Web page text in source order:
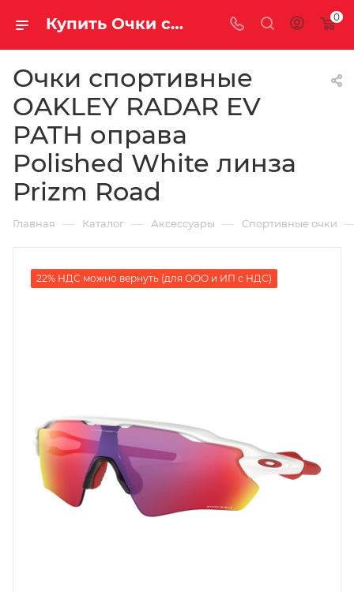
Купить Очки спортивные OAKLEY RADAR EV PATH оправа Polished White линза Prizm Road за рублей, а со скидкой 0
Очки спортивные
OAKLEY RADAR EV
PATH оправа
Polished White линза
Prizm Road
Главная — Каталог — Аксессуары — Спортивные очки
22% НДС можно вернуть (для ООО и ИП с НДС)